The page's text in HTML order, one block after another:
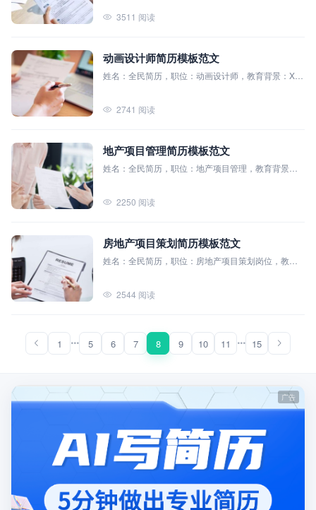
虚拟现实技术
3511 阅读
动画设计师简历模板范文
姓名：全民简历，职位：动画设计师，教育背景：XX
戏动画、脚本编写
2741 阅读
地产项目管理简历模板范文
姓名：全民简历，职位：地产项目管理，教育背景：
2250 阅读
房地产项目策划简历模板范文
姓名：全民简历，职位：房地产项目策划岗位，教育
2544 阅读
1 5 6 7 8 9 10 11 15